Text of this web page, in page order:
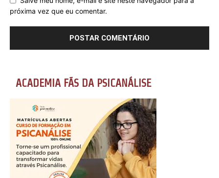
próxima vez que eu comentar.
ACADEMIA FÃS DA PSICANÁLISE